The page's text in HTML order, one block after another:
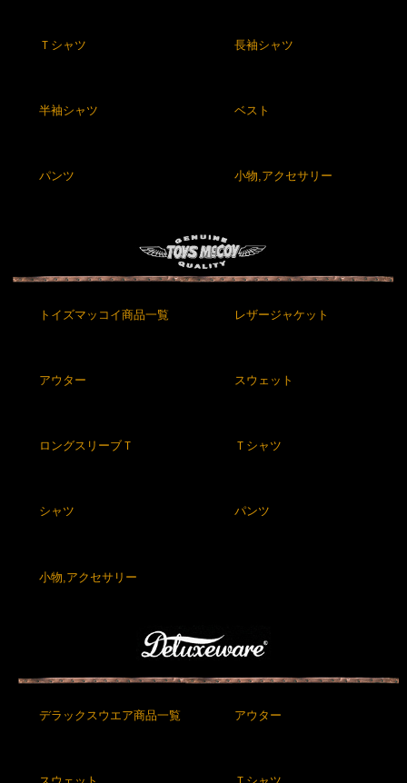
Ｔシャツ 長袖シャツ
半袖シャツ ベスト
パンツ 小物,アクセサリー
トイズマッコイ商品一覧 レザージャケット
アウター スウェット
ロングスリーブＴ Ｔシャツ
シャツ パンツ
小物,アクセサリー
デラックスウエア商品一覧 アウター